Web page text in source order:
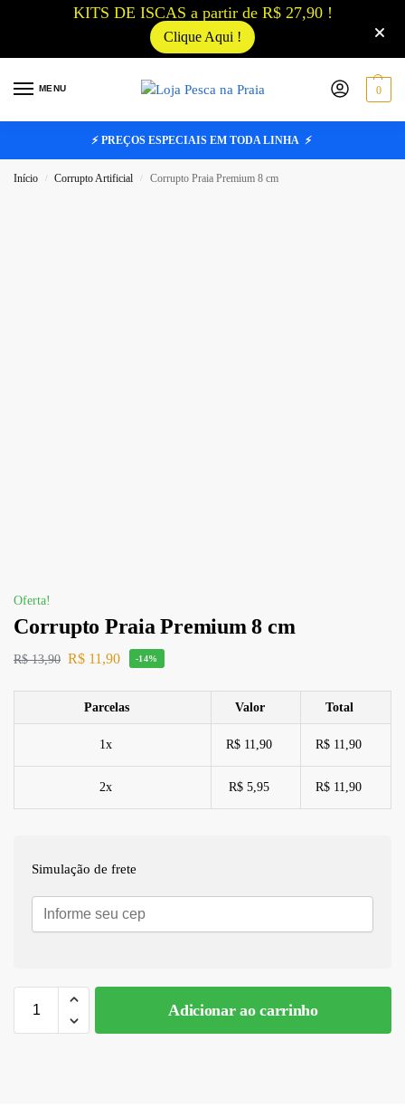
KITS DE ISCAS a partir de R$ 27,90 !
Clique Aqui !
MENU 0
⚡ PREÇOS ESPECIAIS EM TODA LINHA ⚡
Início / Corrupto Artificial / Corrupto Praia Premium 8 cm
Oferta!
Corrupto Praia Premium 8 cm
R$13,90 R$ 11,90 -14%
Parcelas Valor Total
1x R$ 11,90 R$ 11,90
2x R$ 5,95 R$ 11,90
Simulação de frete
Adicionar ao carrinho